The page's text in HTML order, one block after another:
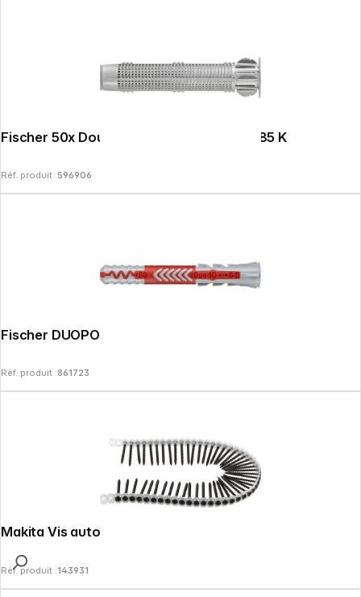
Fischer 50x Douilles d'ancrage FIS H 16x85 K
Réf. produit :596906
Réf. produit :861723
Réf. produit :143931